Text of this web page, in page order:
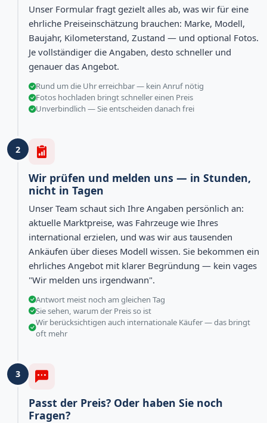
Unser Formular fragt gezielt alles ab, was wir für eine
ehrliche Preiseinschätzung brauchen: Marke, Modell,
Baujahr, Kilometerstand, Zustand — und optional Fotos.
Je vollständiger die Angaben, desto schneller und
genauer das Angebot.
Rund um die Uhr erreichbar — kein Anruf nötig
Fotos hochladen bringt schneller einen Preis
Unverbindlich — Sie entscheiden danach frei
2
Wir prüfen und melden uns — in Stunden,
nicht in Tagen
Unser Team schaut sich Ihre Angaben persönlich an:
aktuelle Marktpreise, was Fahrzeuge wie Ihres
international erzielen, und was wir aus tausenden
Ankäufen über dieses Modell wissen. Sie bekommen ein
ehrliches Angebot mit klarer Begründung — kein vages
"Wir melden uns irgendwann".
Antwort meist noch am gleichen Tag
Sie sehen, warum der Preis so ist
Wir berücksichtigen auch internationale Käufer — das bringt
oft mehr
3
Passt der Preis? Oder haben Sie noch
Fragen?